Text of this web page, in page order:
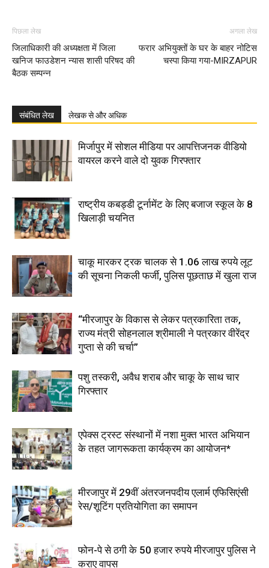
पिछला लेख
जिलाधिकारी की अध्यक्षता में जिला
खनिज फाउडेशन न्यास शासी परिषद की
बैठक सम्पन्न
अगला लेख
फरार अभियुक्तों के घर के बाहर नोटिस
चस्पा किया गया-MIRZAPUR
संबंधित लेख लेखक से और अधिक
मिर्जापुर में सोशल मीडिया पर आपत्तिजनक वीडियो
वायरल करने वाले दो युवक गिरफ्तार
राष्ट्रीय कबड्डी टूर्नामेंट के लिए बजाज स्कूल के 8
खिलाड़ी चयनित
चाकू मारकर ट्रक चालक से 1.06 लाख रुपये लूट
की सूचना निकली फर्जी, पुलिस पूछताछ में खुला राज
“मीरजापुर के विकास से लेकर पत्रकारिता तक,
राज्य मंत्री सोहनलाल श्रीमाली ने पत्रकार वीरेंद्र
गुप्ता से की चर्चा”
पशु तस्करी, अवैध शराब और चाकू के साथ चार
गिरफ्तार
एपेक्स ट्रस्ट संस्थानों में नशा मुक्त भारत अभियान
के तहत जागरूकता कार्यक्रम का आयोजन*
मीरजापुर में 29वीं अंतरजनपदीय एलार्म एफिसिएंसी
रेस/शूटिंग प्रतियोगिता का समापन
फोन-पे से ठगी के 50 हजार रुपये मीरजापुर पुलिस ने
कराए वापस